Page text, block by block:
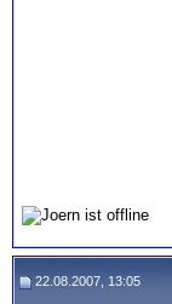
22.08.2007, 13:05